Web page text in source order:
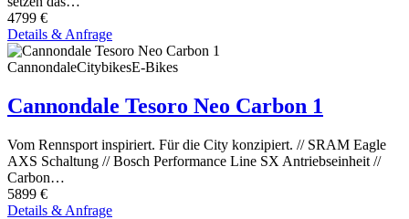
4799 €
Details & Anfrage
CannondaleCitybikesE-Bikes
Cannondale Tesoro Neo Carbon 1
Vom Rennsport inspiriert. Für die City konzipiert. // SRAM Eagle
AXS Schaltung // Bosch Performance Line SX Antriebseinheit //
Carbon…
5899 €
Details & Anfrage